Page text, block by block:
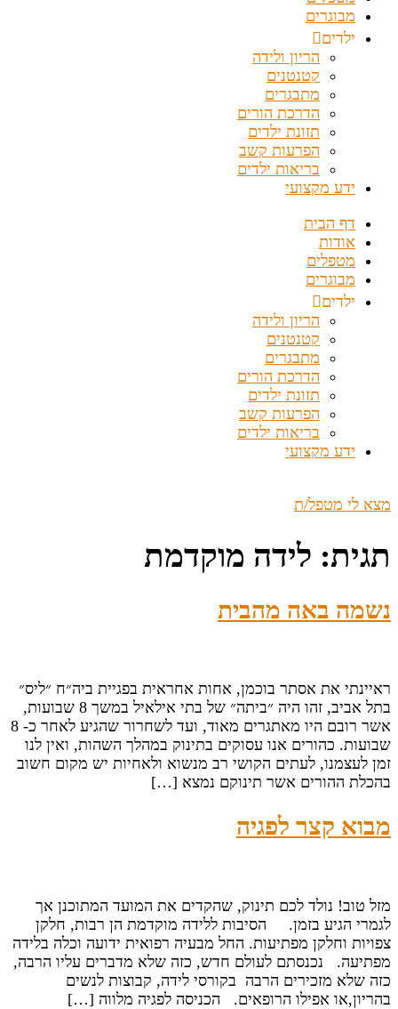
מבוגרים
ילדים
הריון ולידה
קטנטנים
מתבגרים
הדרכת הורים
תזונת ילדים
הפרעות קשב
בריאות ילדים
ידע מקצועי
דף הבית
אודות
מטפלים
מבוגרים
ילדים
הריון ולידה
קטנטנים
מתבגרים
הדרכת הורים
תזונת ילדים
הפרעות קשב
בריאות ילדים
ידע מקצועי
מצא לי מטפל/ת
תגית: לידה מוקדמת
נשמה באה מהבית
ראיינתי את אסתר בוכמן, אחות אחראית בפגיית ביה״ח ״ליס״
בתל אביב, זהו היה ״ביתה״ של בתי אילאיל במשך 8 שבועות,
אשר רובם היו מאתגרים מאוד, ועד לשחרור שהגיע לאחר כ- 8
שבועות. כהורים אנו עסוקים בתינוק במהלך השהות, ואין לנו
זמן לעצמנו, לעתים הקושי רב מנשוא ולאחיות יש מקום חשוב
בהכלת ההורים אשר תינוקם נמצא […]
מבוא קצר לפגיה
מזל טוב! נולד לכם תינוק, שהקדים את המועד המתוכנן אך
לגמרי הגיע בזמן. הסיבות ללידה מוקדמת הן רבות, חלקן
צפויות וחלקן מפתיעות. החל מבעיה רפואית ידועה וכלה בלידה
מפתיעה. נכנסתם לעולם חדש, כזה שלא מדברים עליו הרבה,
כזה שלא מזכירים הרבה בקורסי לידה, קבוצות לנשים
בהריון,או אפילו הרופאים. הכניסה לפגיה מלווה […]